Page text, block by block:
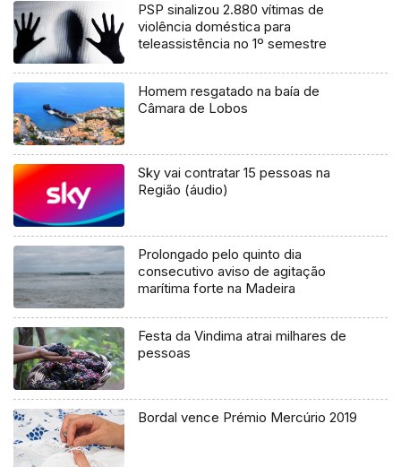
PSP sinalizou 2.880 vítimas de
violência doméstica para
teleassistência no 1º semestre
Homem resgatado na baía de
Câmara de Lobos
Sky vai contratar 15 pessoas na
Região (áudio)
Prolongado pelo quinto dia
consecutivo aviso de agitação
marítima forte na Madeira
Festa da Vindima atrai milhares de
pessoas
Bordal vence Prémio Mercúrio 2019